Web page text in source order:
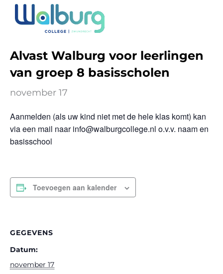
naar
inhoud
« Alle Evenementen
Alvast Walburg voor leerlingen
van groep 8 basisscholen
november 17
Aanmelden (als uw kind niet met de hele klas komt) kan
via een mail naar info@walburgcollege.nl o.v.v. naam en
basisschool
Toevoegen aan kalender
GEGEVENS
Datum:
november 17